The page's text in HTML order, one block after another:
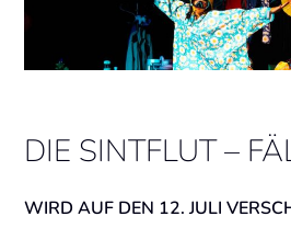
DIE SINTFLUT –
WIRD AUF DEN 12. JULI